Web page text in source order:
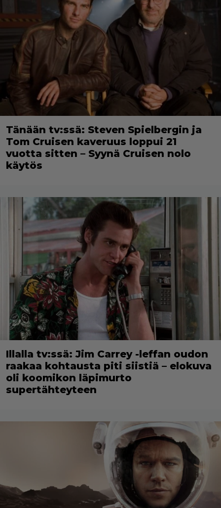
Tänään tv:ssä: Steven Spielbergin ja
Tom Cruisen kaveruus loppui 21
vuotta sitten – Syynä Cruisen nolo
käytös
Illalla tv:ssä: Jim Carrey -leffan oudon
raakaa kohtausta piti siistiä – elokuva
oli koomikon läpimurto
supertähteyteen